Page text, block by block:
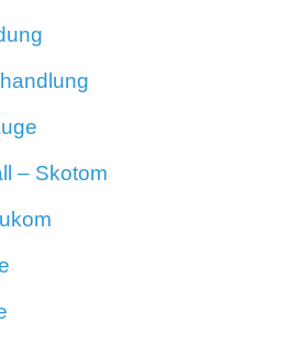
– Skotom